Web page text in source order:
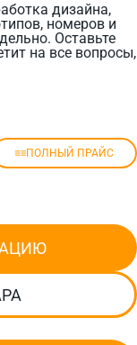
дизайна,
номеров и
Оставьте
на все вопросы,
ПОЛНЫЙ ПРАЙС